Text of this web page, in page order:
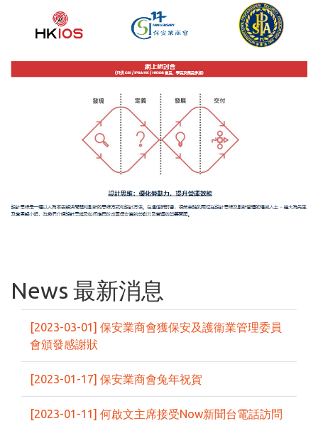
News 最新消息
[2023-03-01] 保安業商會獲保安及護衞業管理委員
會頒發感謝狀
[2023-01-17] 保安業商會兔年祝賀
[2023-01-11] 何啟文主席接受Now新聞台電話訪問